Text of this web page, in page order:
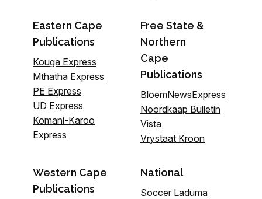
Eastern Cape
Publications
Kouga Express
Mthatha Express
PE Express
UD Express
Komani-Karoo
Express
Free State &
Northern
Cape
Publications
BloemNewsExpress
Noordkaap Bulletin
Vista
Vrystaat Kroon
Western Cape
Publications
National
Soccer Laduma